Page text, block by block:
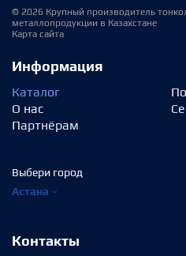
© 2026 Крупный производитель
металлопродукции в Казахстане
Карта сайта
Информация
Каталог
О нас
Партнёрам
Выбери город
Астана
Контакты